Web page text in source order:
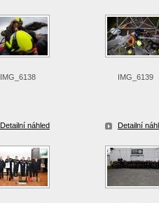
IMG_6138
Detailní náhled
IMG_6139
Detailní